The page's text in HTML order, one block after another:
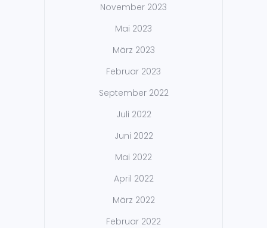
November 2023
Mai 2023
März 2023
Februar 2023
September 2022
Juli 2022
Juni 2022
Mai 2022
April 2022
März 2022
Februar 2022